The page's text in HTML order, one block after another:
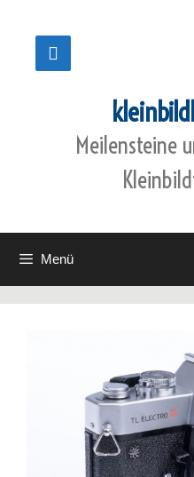
springen
Meilensteine
Menü